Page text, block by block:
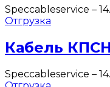
Speccableservice –
Отгрузка
Кабель
Speccableservice –